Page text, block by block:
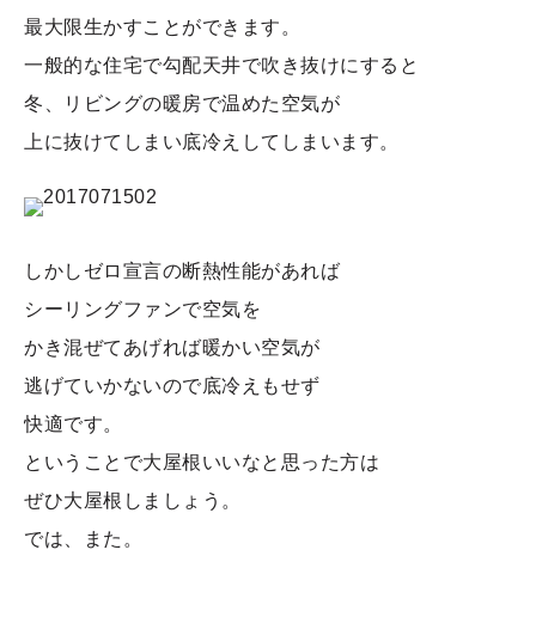
最大限生かすことができます。
一般的な住宅で勾配天井で吹き抜けにすると
冬、リビングの暖房で温めた空気が
上に抜けてしまい底冷えしてしまいます。
しかしゼロ宣言の断熱性能があれば
シーリングファンで空気を
かき混ぜてあげれば暖かい空気が
逃げていかないので底冷えもせず
快適です。
ということで大屋根いいなと思った方は
ぜひ大屋根しましょう。
では、また。